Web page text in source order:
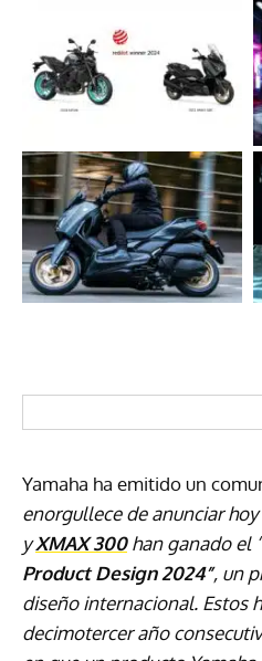
Yamaha ha emitido un
enorgullece de anunciar
yXMAX 300han ganado el “
Product Design 2024”, un
diseño internacional. Estos
decimoterceraño